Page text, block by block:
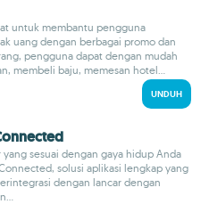
untuk membantu pengguna
uang dengan berbagai promo dan
pengguna dapat dengan mudah
membeli baju, memesan hotel...
UNDUH
yang sesuai dengan gaya hidup Anda
solusi aplikasi lengkap yang
dengan lancar dengan